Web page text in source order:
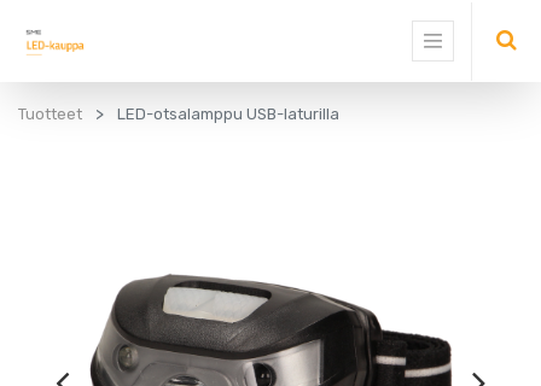
Tuotteet LED-otsalamppu USB-laturilla